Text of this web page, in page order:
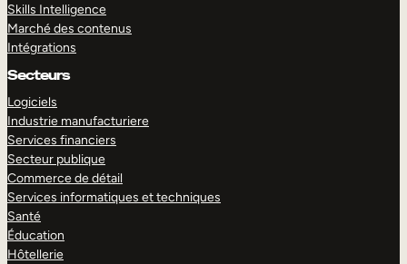
Skills Intelligence
Marché des contenus
Intégrations
Secteurs
Logiciels
Industrie manufacturiere
Services financiers
Secteur publique
Commerce de détail
Services informatiques et techniques
Santé
Éducation
Hôtellerie